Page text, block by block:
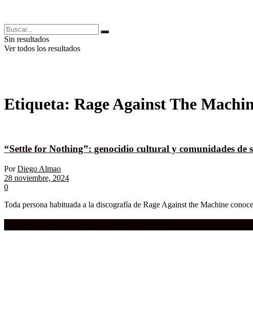
Sin resultados
Ver todos los resultados
Etiqueta: Rage Against The
“Settle for Nothing”: genocidio cultural y comunidades de
Por Diego Almao
28 noviembre, 2024
0
Toda persona habituada a la discografía de Rage Against the Machine